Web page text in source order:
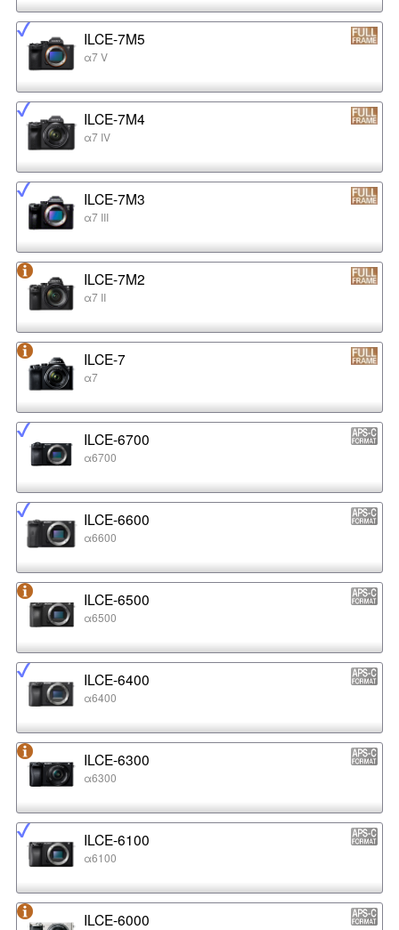
ILCE-7M5
α7 V
ILCE-7M4
α7 IV
ILCE-7M3
α7 III
ILCE-7M2
α7 II
ILCE-7
α7
ILCE-6700
α6700
ILCE-6600
α6600
ILCE-6500
α6500
ILCE-6400
α6400
ILCE-6300
α6300
ILCE-6100
α6100
ILCE-6000